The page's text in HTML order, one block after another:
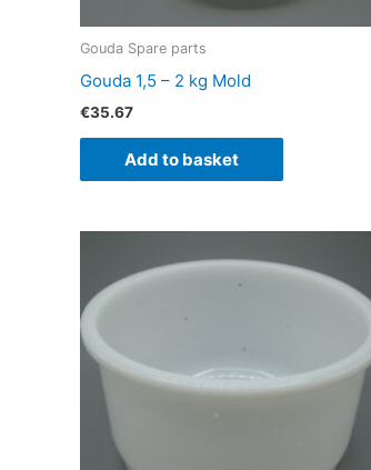
Gouda Spare parts
Gouda 1,5 – 2 kg Mold
€35.67
Add to basket